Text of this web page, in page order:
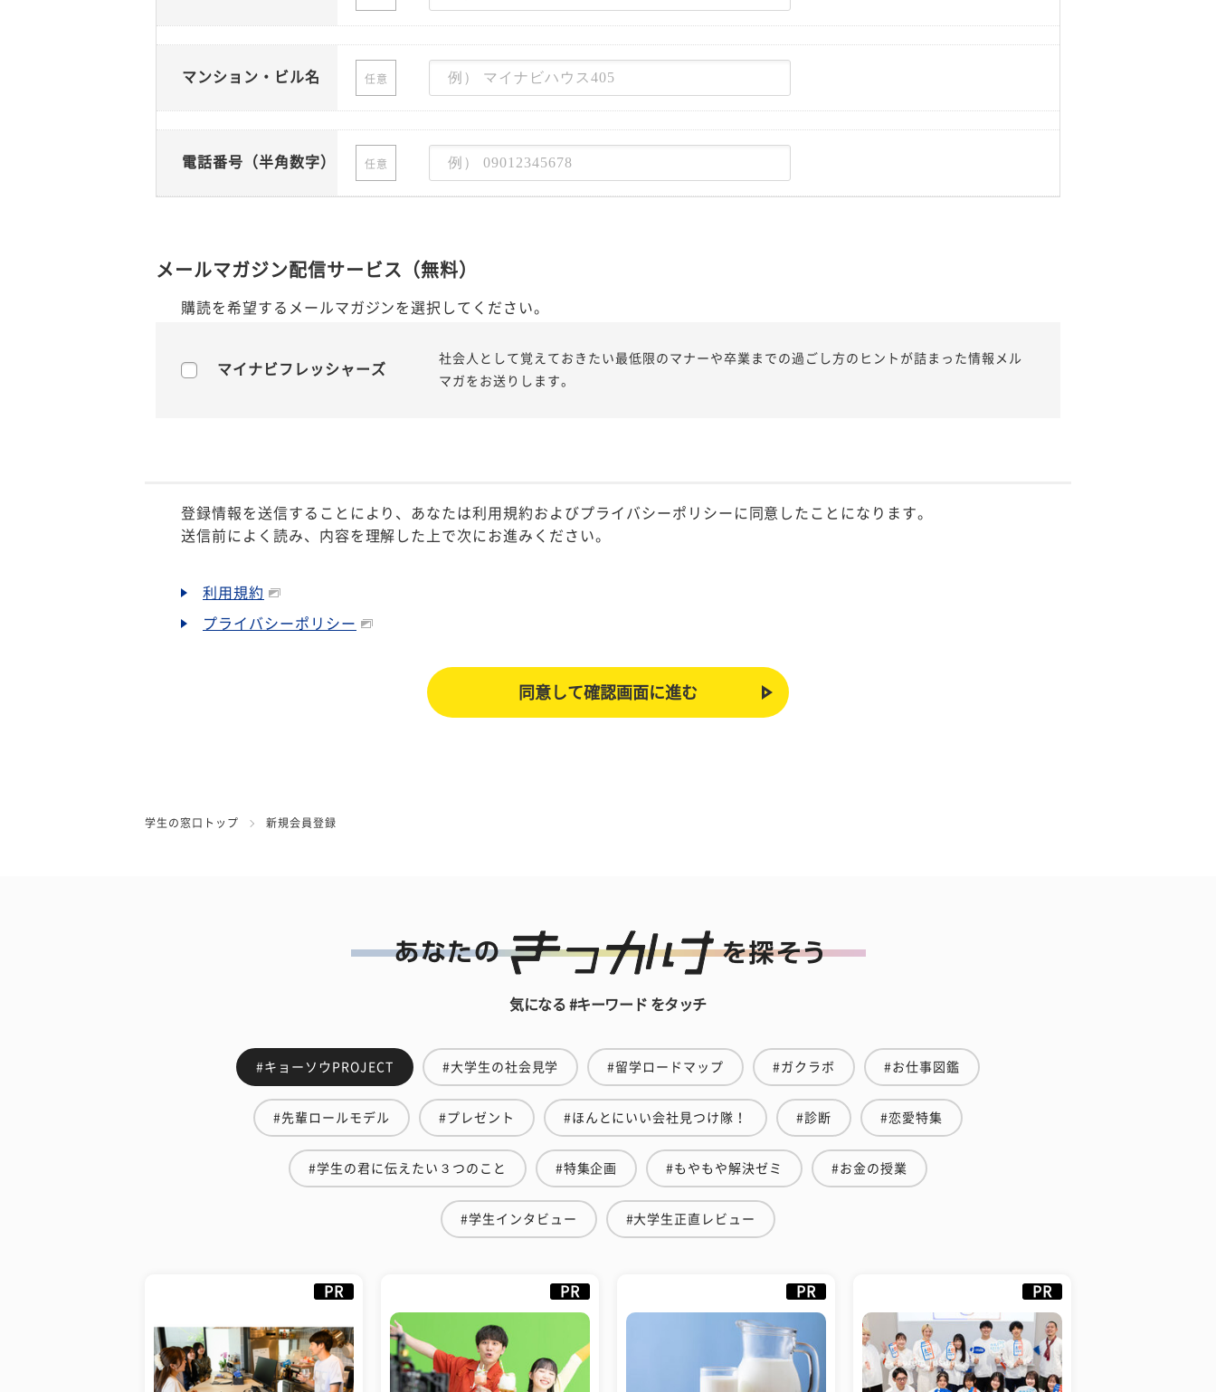
マンション・ビル名 任意
電話番号（半角数字） 任意
メールマガジン配信サービス（無料）
購読を希望するメールマガジンを選択してください。
マイナビフレッシャーズ
社会人として覚えておきたい最低限のマナーや卒業までの過ごし方のヒントが詰まった情報メル
マガをお送りします。
登録情報を送信することにより、あなたは利用規約およびプライバシーポリシーに同意したことになります。
送信前によく読み、内容を理解した上で次にお進みください。
利用規約
プライバシーポリシー
学生の窓口トップ 新規会員登録
気になる #キーワード をタッチ
#キョーソウPROJECT #大学生の社会見学 #留学ロードマップ #ガクラボ #お仕事図鑑
#先輩ロールモデル #プレゼント #ほんとにいい会社見つけ隊！ #診断 #恋愛特集
#学生の君に伝えたい３つのこと #特集企画 #もやもや解決ゼミ #お金の授業
#学生インタビュー #大学生正直レビュー
PR PR PR PR